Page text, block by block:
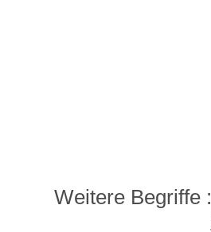
Weitere Begriffe :